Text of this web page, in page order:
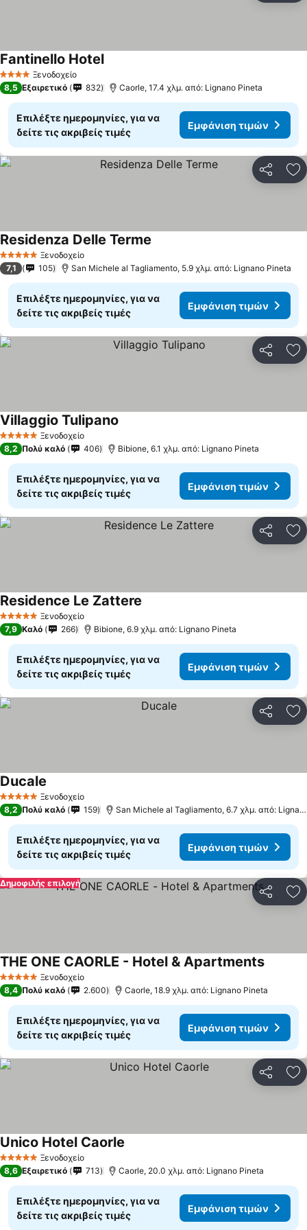
4 ΑστέριαΞενοδοχείο
Fantinello HotelΕμφάνιση τιμών
8,5 Εξαιρετικό 832 Caorle, 17.4 χλμ. από: Lignano Pineta
Επιλέξτε ημερομηνίες, για να
δείτε τις ακριβείς τιμές
Εμφάνιση τιμών
5 Αστέρια Ξενοδοχείο
Residenza Delle Terme
7,1 105 San Michele al Tagliamento, 5.9 χλμ. από: Lignano Pineta
Επιλέξτε ημερομηνίες, για να
δείτε τις ακριβείς τιμές
Εμφάνιση τιμών
5 Αστέρια Ξενοδοχείο
Villaggio Tulipano
8,2 Πολύ καλό 406 Bibione, 6.1 χλμ. από: Lignano Pineta
Επιλέξτε ημερομηνίες, για να
δείτε τις ακριβείς τιμές
Εμφάνιση τιμών
5 Αστέρια Ξενοδοχείο
Residence Le Zattere
7,9 Καλό 266 Bibione, 6.9 χλμ. από: Lignano Pineta
Επιλέξτε ημερομηνίες, για να
δείτε τις ακριβείς τιμές
Εμφάνιση τιμών
5 Αστέρια Ξενοδοχείο
Ducale
8,2 Πολύ καλό 159 San Michele al Tagliamento, 6.7 χλμ. από:
Επιλέξτε ημερομηνίες, για να
δείτε τις ακριβείς τιμές
Εμφάνιση τιμών
Δημοφιλής επιλογή
5 Αστέρια Ξενοδοχείο
THE ONE CAORLE - Hotel & Apartments
8,4 Πολύ καλό 2.600 Caorle, 18.9 χλμ. από: Lignano Pineta
Επιλέξτε ημερομηνίες, για να
δείτε τις ακριβείς τιμές
Εμφάνιση τιμών
5 Αστέρια Ξενοδοχείο
Unico Hotel Caorle
8,6 Εξαιρετικό 713 Caorle, 20.0 χλμ. από: Lignano Pineta
Επιλέξτε ημερομηνίες, για να
δείτε τις ακριβείς τιμές
Εμφάνιση τιμών